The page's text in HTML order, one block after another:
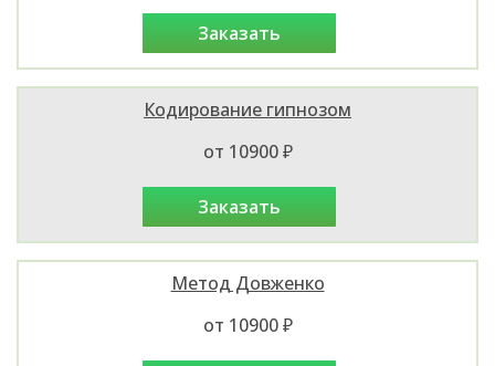
заказать
Кодирование гипнозом
от 10900 ₽
заказать
Метод Довженко
от 10900 ₽